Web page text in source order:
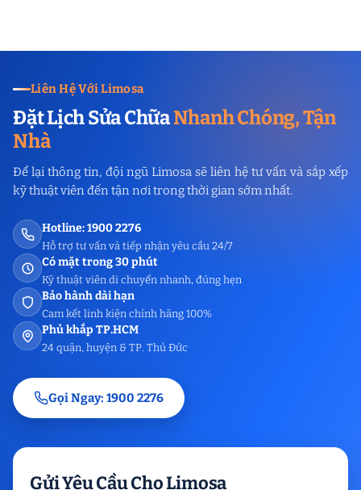
Liên Hệ Với Limosa
Đặt Lịch Sửa ChữaNhanh Chóng, Tận
Nhà
Để lại thông tin, đội ngũ Limosa sẽ liên hệ tư vấn và sắp xếp
kỹ thuật viên đến tận nơi trong thời gian sớm nhất.
Hotline: 1900 2276
Hỗ trợ tư vấn và tiếp nhận yêu cầu 24/7
Có mặt trong 30 phút
Kỹ thuật viên di chuyển nhanh, đúng hẹn
Bảo hành dài hạn
Cam kết linh kiện chính hãng 100%
Phủ khắp TP.HCM
24 quận, huyện & TP. Thủ Đức
Gọi Ngay: 1900 2276
Gửi Yêu Cầu Cho Limosa